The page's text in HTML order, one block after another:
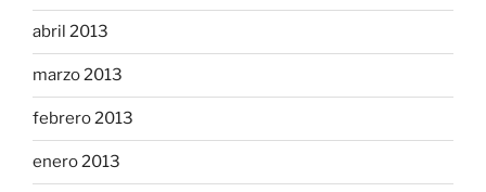
abril 2013
marzo 2013
febrero 2013
enero 2013